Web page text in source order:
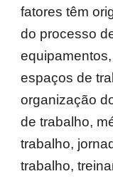
fatores têm
do processo
espaços de
organização
de trabalho,
trabalho,
trabalho,